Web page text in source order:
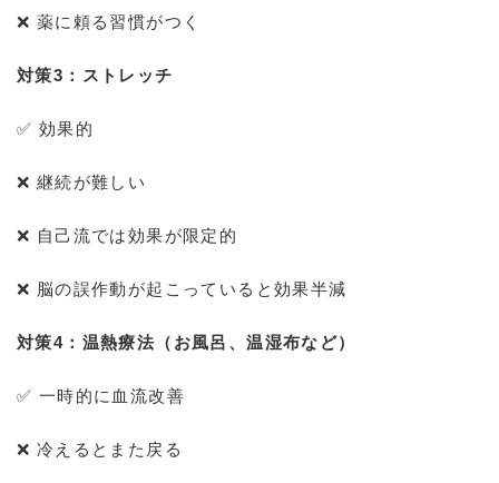
❌ 薬に頼る習慣がつく
対策3：ストレッチ
✅ 効果的
❌ 継続が難しい
❌ 自己流では効果が限定的
❌ 脳の誤作動が起こっていると効果半減
対策4：温熱療法（お風呂、温湿布など）
✅ 一時的に血流改善
❌ 冷えるとまた戻る